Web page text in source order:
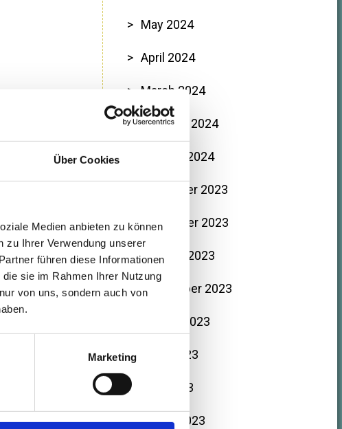
Über Cookies
Medien anbieten zu können
zu Ihrer Verwendung unserer
führen diese Informationen
sie im Rahmen Ihrer Nutzung
von uns, sondern auch von
Marketing
May 2024
April 2024
March 2024
February 2024
January 2024
December 2023
November 2023
October 2023
September 2023
August 2023
June 2023
May 2023
March 2023